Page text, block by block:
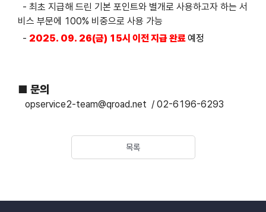
- 최초 지급해 드린 기본 포인트와 별개로 사용하고자 하는 서
비스 부문에 100% 비중으로 사용 가능
- 2025. 09. 26(금) 15시 이전 지급 완료예정
■ 문의
opservice2-team@qroad.net / 02-6196-6293
목록